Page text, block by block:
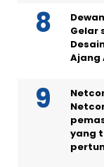
Gelar
Ajang
yang